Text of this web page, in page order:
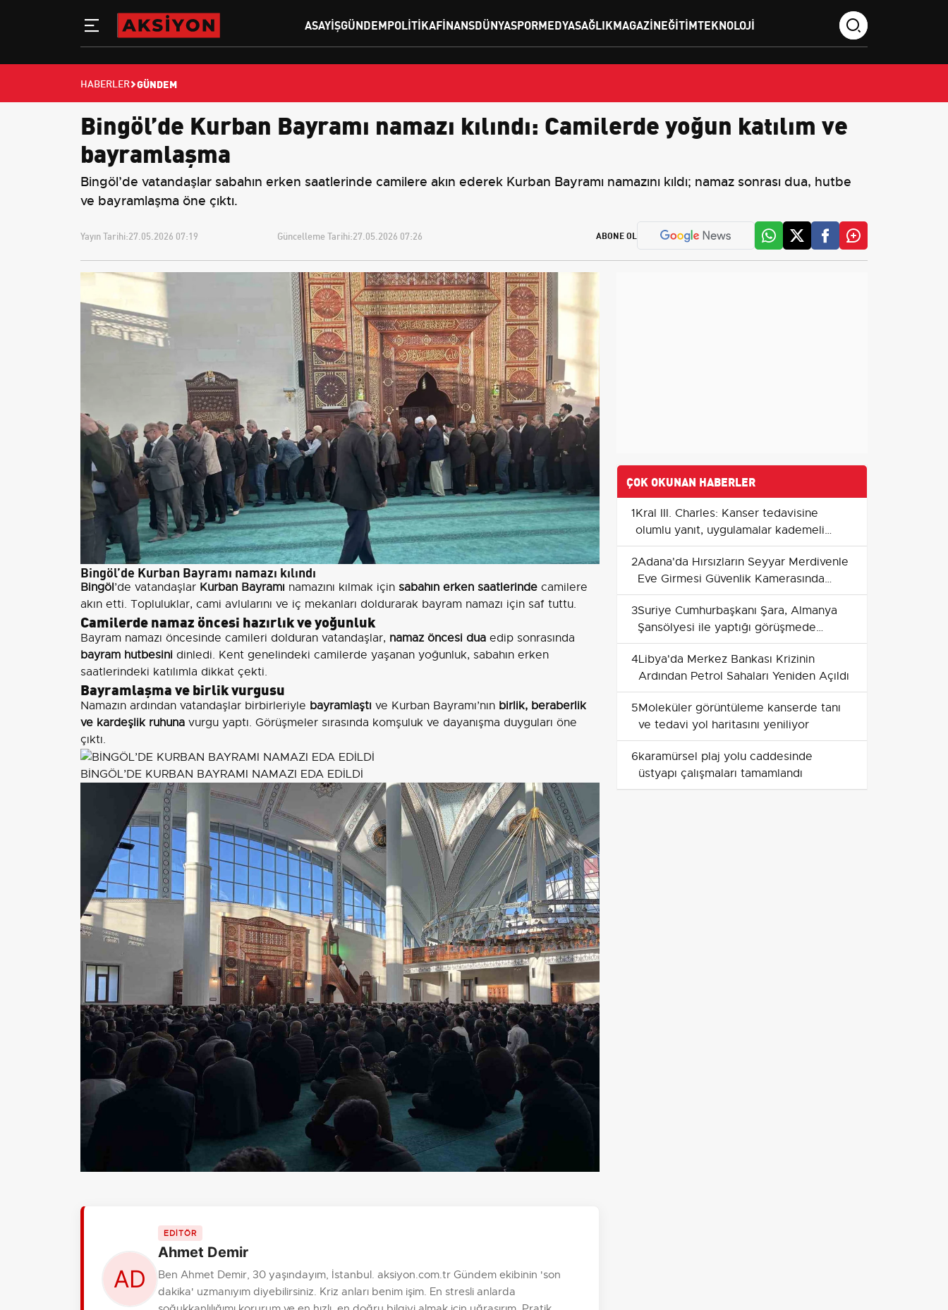
ASAYIŞGÜNDEMPOLITIKAFINANSDÜNYASPORMEDYASAĞLIKMAGAZINEĞITIMTEKNOLOJI
HABERLER GÜNDEM
Bingöl’de Kurban Bayramı namazı kılındı: Camilerde yoğun katılım ve
bayramlaşma
Bingöl’de vatandaşlar sabahın erken saatlerinde camilere akın ederek Kurban Bayramı namazını kıldı; namaz sonrası dua, hutbe
ve bayramlaşma öne çıktı.
Yayın Tarihi:27.05.2026 07:19 Güncelleme Tarihi:27.05.2026 07:26 ABONE OL
Bingöl’de Kurban Bayramı namazı kılındı
Bingöl’de vatandaşlar Kurban Bayramı namazını kılmak için sabahın erken saatlerinde camilere
akın etti. Topluluklar, cami avlularını ve iç mekanları doldurarak bayram namazı için saf tuttu.
Camilerde namaz öncesi hazırlık ve yoğunluk
Bayram namazı öncesinde camileri dolduran vatandaşlar, namaz öncesi dua edip sonrasında
bayram hutbesini dinledi. Kent genelindeki camilerde yaşanan yoğunluk, sabahın erken
saatlerindeki katılımla dikkat çekti.
Bayramlaşma ve birlik vurgusu
Namazın ardından vatandaşlar birbirleriyle bayramlaştı ve Kurban Bayramı’nın birlik, beraberlik
ve kardeşlik ruhuna vurgu yaptı. Görüşmeler sırasında komşuluk ve dayanışma duyguları öne
çıktı.
BİNGÖL’DE KURBAN BAYRAMI NAMAZI EDA EDİLDİ
EDİTÖR
Ahmet Demir
Ben Ahmet Demir, 30 yaşındayım, İstanbul. aksiyon.com.tr Gündem ekibinin 'son
dakika' uzmanıyım diyebilirsiniz. Kriz anları benim işim. En stresli anlarda
ÇOK OKUNAN HABERLER
1Kral III. Charles: Kanser tedavisine
olumlu yanıt, uygulamalar kademeli
olarak azaltılacak
2Adana'da Hırsızların Seyyar Merdivenle
Eve Girmesi Güvenlik Kamerasında
Kaydedildi
3Suriye Cumhurbaşkanı Şara, Almanya
Şansölyesi ile yaptığı görüşmede
yaptırımların kaldırılmasının önemini
vurguladı
4Libya'da Merkez Bankası Krizinin
Ardından Petrol Sahaları Yeniden Açıldı
5Moleküler görüntüleme kanserde tanı
ve tedavi yol haritasını yeniliyor
6karamürsel plaj yolu caddesinde
üstyapı çalışmaları tamamlandı